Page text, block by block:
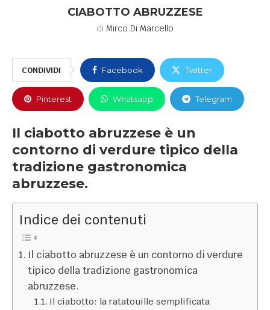
CIABOTTO ABRUZZESE
di Mirco Di Marcello
CONDIVIDI Facebook Twitter
Pinterest Whatsapp Telegram
Il ciabotto abruzzese è un
contorno di verdure tipico della
tradizione gastronomica
abruzzese.
Indice dei contenuti
Il ciabotto abruzzese è un contorno di verdure
tipico della tradizione gastronomica
abruzzese.
Il ciabotto: la ratatouille semplificata